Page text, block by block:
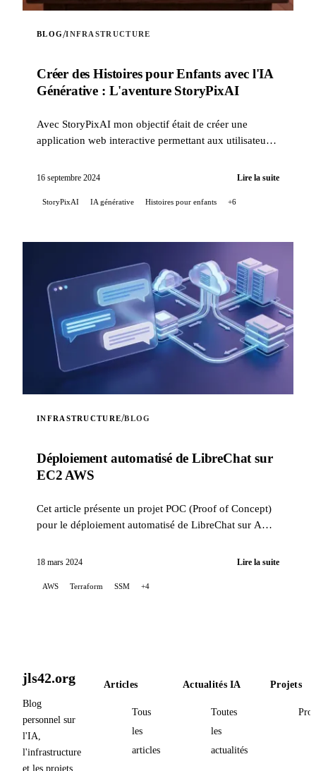
BLOG/INFRASTRUCTURE
Créer des Histoires pour Enfants avec l'IA
Générative : L'aventure StoryPixAI
Avec StoryPixAI mon objectif était de créer une
application web interactive permettant aux utilisateurs
16 septembre 2024 Lire la suite
StoryPixAI IA générative Histoires pour enfants +6
INFRASTRUCTURE/BLOG
Déploiement automatisé de LibreChat sur
EC2 AWS
Cet article présente un projet POC (Proof of Concept)
pour le déploiement automatisé de LibreChat sur AWS
18 mars 2024 Lire la suite
AWS Terraform SSM +4
jls42.org
Blog
personnel sur
l'IA,
l'infrastructure
et les projets
Articles
Tous
les
articles
Actualités IA
Toutes
les
actualités
Projets